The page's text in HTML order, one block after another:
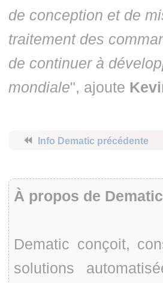
de conception et de
traitement des
de continuer à
mondiale", ajoute
⏪ Info Dematic précédente
À propos de Dematic
Dematic conçoit,
solutions